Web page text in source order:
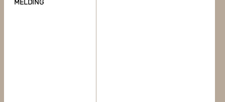
MELDING